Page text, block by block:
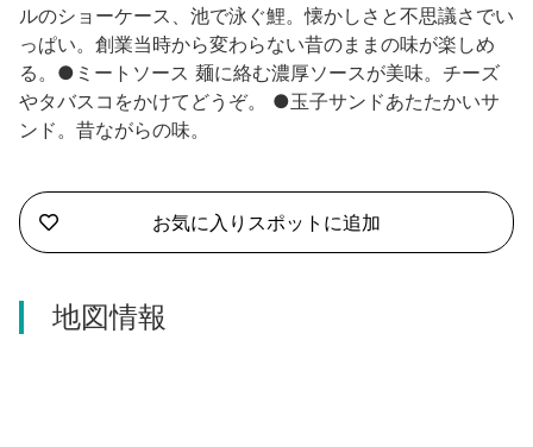
南伊豆町
函南町
西伊豆町
伊東市
伊豆の国市
松崎町
旅程作成
AIルートプランナー
合同会社説明会
伊豆ワーケーション
ルのショーケース、池で泳ぐ鯉。懐かしさと不思議さでい
っぱい。創業当時から変わらない昔のままの味が楽しめ
る。●ミートソース 麺に絡む濃厚ソースが美味。チーズ
やタバスコをかけてどうぞ。 ●玉子サンドあたたかいサ
ンド。昔ながらの味。
お気に入りスポットに追加
地図情報